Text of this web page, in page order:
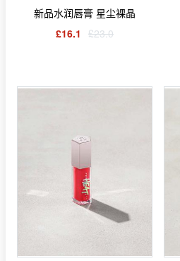
新品水润唇膏 星尘裸晶
£16.1 £23.0